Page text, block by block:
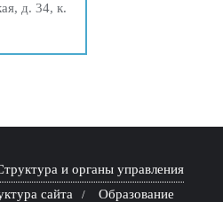
д. 34, к.
и органы управления
сайта
Образование